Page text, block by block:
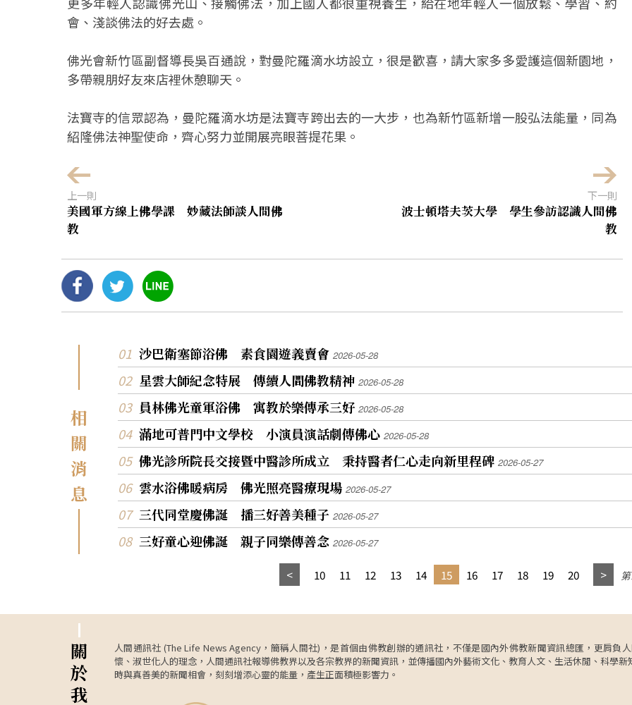
會、淺談佛法的好去處。
佛光會新竹區副督導長吳百通說，對曼陀羅滴水坊設立，很是歡喜，請大家多多愛護這個新園地，
多帶親朋好友來店裡休憩聊天。
法寶寺的信眾認為，曼陀羅滴水坊是法寶寺跨出去的一大步，也為新竹區新增一股弘法能量，同為
紹隆佛法神聖使命，齊心努力並開展亮眼菩提花果。
上一則
美國軍方線上佛學課 妙藏法師談人間佛
教
下一則
波士頓塔夫茨大學 學生參訪認識人間佛
教
相
關
消
息
沙巴衛塞節浴佛 素食園遊義賣會 2026-05-28
星雲大師紀念特展 傳續人間佛教精神 2026-05-28
員林佛光童軍浴佛 寓教於樂傳承三好 2026-05-28
滿地可普門中文學校 小演員演話劇傳佛心 2026-05-28
佛光診所院長交接暨中醫診所成立 秉持醫者仁心走向新里程碑 2026-05-27
雲水浴佛暖病房 佛光照亮醫療現場 2026-05-27
三代同堂慶佛誕 播三好善美種子 2026-05-27
三好童心迎佛誕 親子同樂傳善念 2026-05-27
10 11 12 13 14 15 16 17 18 19 20
關
於
我
人間通訊社 (The Life News Agency，簡稱人間社)，是首個由佛教創辦的通訊社，不僅是國內外佛教新聞資訊總匯，更肩負
懷、淑世化人的理念，人間通訊社報導佛教界以及各宗教界的新聞資訊，並傳播國內外藝術文化、教育人文、生活休閒、科學
時與真善美的新聞相會，刻刻增添心靈的能量，產生正面積極影響力。